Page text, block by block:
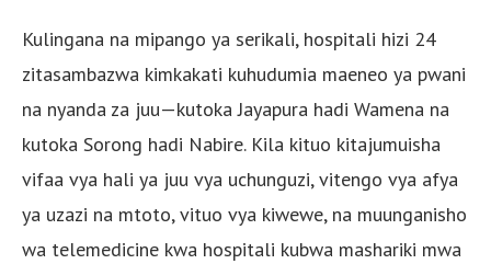
Kulingana na mipango ya serikali, hospitali hizi 24
zitasambazwa kimkakati kuhudumia maeneo ya pwani
na nyanda za juu—kutoka Jayapura hadi Wamena na
kutoka Sorong hadi Nabire. Kila kituo kitajumuisha
vifaa vya hali ya juu vya uchunguzi, vitengo vya afya
ya uzazi na mtoto, vituo vya kiwewe, na muunganisho
wa telemedicine kwa hospitali kubwa mashariki mwa